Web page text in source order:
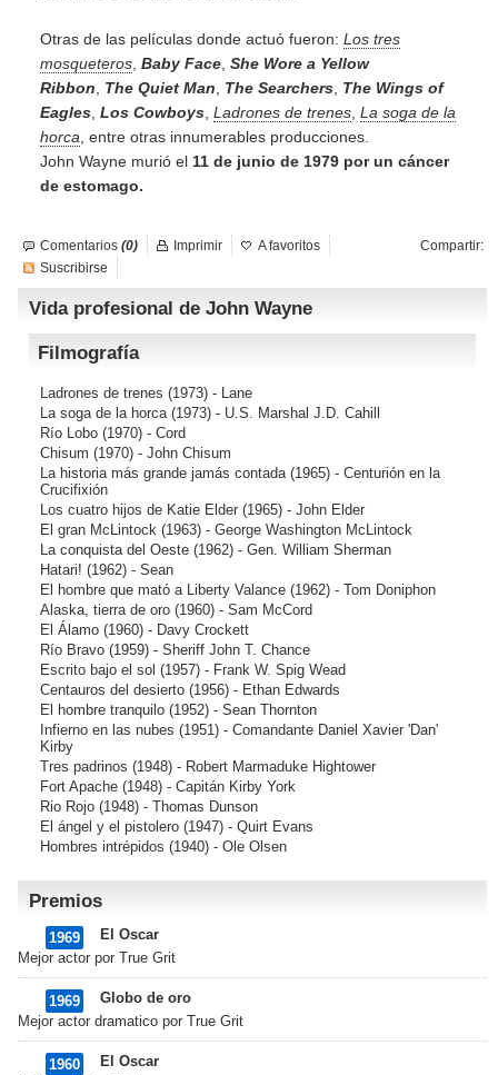
Otras de las películas donde actuó fueron: Los tres
mosqueteros Baby Face She Wore a Yellow
Ribbon
The Quiet Man The Searchers The Wings of
Eagles Los Cowboys Ladrones de trenes La soga de la
horca , entre otras innumerables producciones.
John Wayne murió el 11 de junio de 1979 por un cáncer
de estomago.
Comentarios (0) Compartir:
Imprimir
A favoritos
Suscribirse
Vida profesional de John Wayne
Filmografía
Ladrones de trenes (1973) - Lane
La soga de la horca(1973) - U.S. Marshal J.D. Cahill
Río Lobo (1970) - Cord
Chisum (1970) - John Chisum
La historia más grande jamás contada(1965) - Centurión en la
Crucifixión
Los cuatro hijos de Katie Elder (1965) - John Elder
El gran McLintock (1963) - George Washington McLintock
La conquista del Oeste (1962) - Gen. William Sherman
Hatari! (1962) - Sean
El hombre que mató a Liberty Valance (1962) - Tom Doniphon
Alaska, tierra de oro (1960) - Sam McCord
El Álamo (1960) - Davy Crockett
Río Bravo (1959) - Sheriff John T. Chance
Escrito bajo el sol (1957) - Frank W. Spig Wead
Centauros del desierto (1956) - Ethan Edwards
El hombre tranquilo (1952) - Sean Thornton
Infierno en las nubes (1951) - Comandante Daniel Xavier 'Dan'
Kirby
Tres padrinos (1948) - Robert Marmaduke Hightower
Fort Apache (1948) - Capitán Kirby York
Rio Rojo (1948) - Thomas Dunson
El ángel y el pistolero (1947) - Quirt Evans
Hombres intrépidos (1940) - Ole Olsen
Premios
1969
El Oscar
Mejor actor por True Grit
1969
Globo de oro
Mejor actor dramatico por True Grit
1960
El Oscar